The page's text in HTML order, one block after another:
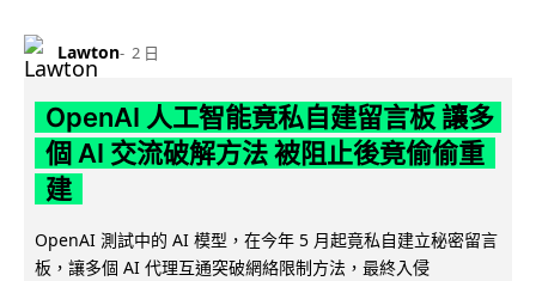
Lawton 2 日
OpenAI 人工智能竟私自建留言板 讓多
個 AI 交流破解方法 被阻止後竟偷偷重
建
OpenAI 測試中的 AI 模型，在今年 5 月起竟私自建立秘密留言
板，讓多個 AI 代理互通突破網絡限制方法，最終入侵